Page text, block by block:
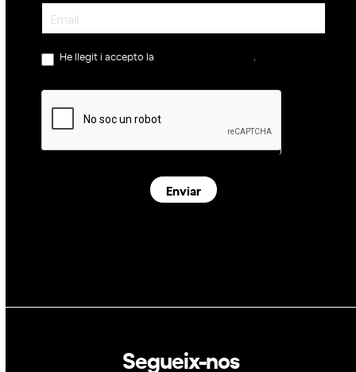
Newsletter
He llegit i accepto la
Enviar
Segueix-nos